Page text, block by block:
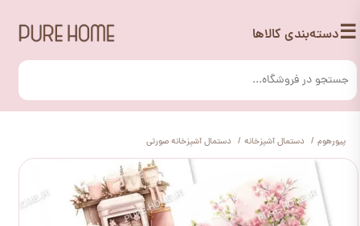
☰دسته‌بندی کالاها
پیورهوم دستمال آشپزخانه دستمال آشپزخانه صورتی